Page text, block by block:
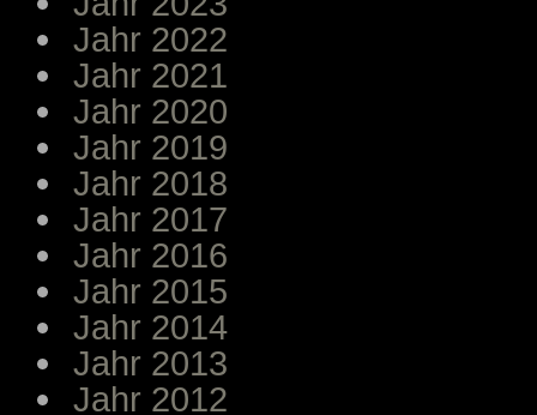
Jahr 2022
Jahr 2021
Jahr 2020
Jahr 2019
Jahr 2018
Jahr 2017
Jahr 2016
Jahr 2015
Jahr 2014
Jahr 2013
Jahr 2012